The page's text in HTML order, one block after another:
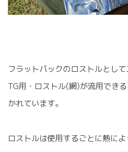
フラットパックのロストルとし
TG用・ロストル(網)が流用でき
かれています。
ロストルは使用するごとに熱によ